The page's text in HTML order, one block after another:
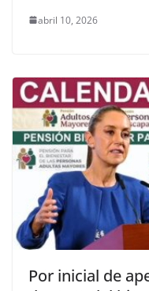
abril 10, 2026
Por inicial de